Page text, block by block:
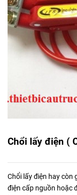
Chổi lấy điện (
Chổi lấy điện hay còn
điện cấp nguồn hoặc